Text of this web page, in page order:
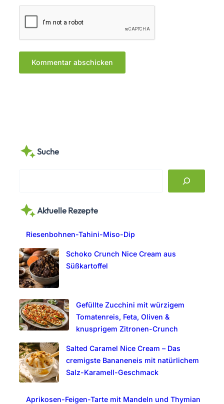
Suche
r
Aktuelle Rezepte
Riesenbohnen-Tahini-Miso-Dip
Schoko Crunch Nice Cream aus
Süßkartoffel
Gefüllte Zucchini mit würzigem
Tomatenreis, Feta, Oliven &
knusprigem Zitronen-Crunch
Salted Caramel Nice Cream – Das
cremigste Bananeneis mit natürlichem
Salz-Karamell-Geschmack
Aprikosen-Feigen-Tarte mit Mandeln und Thymian